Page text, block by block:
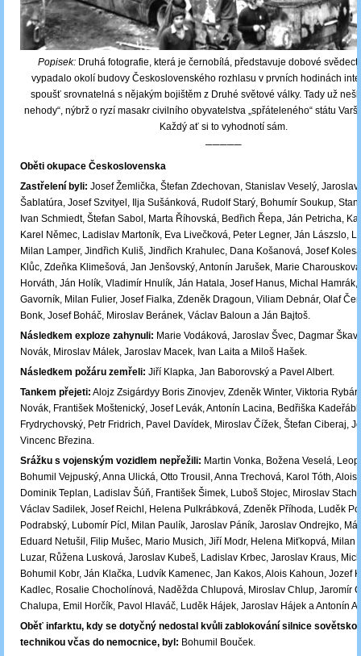
Popisek: Druhá fotografie, která je černobílá, představuje dobové
vypadalo okolí budovy Československého rozhlasu v prvních hodinách
spoušť srovnatelná s nějakým bojištěm z Druhé světové války. Tady už
nehody“, nýbrž o ryzí masakr civilního obyvatelstva „spřáteleného“ státu
Každý ať si to vyhodnotí sám.
─────
Oběti okupace Československa
Zastřelení byli: Josef Žemlička, Štefan Zdechovan, Stanislav Veselý, Jaroslav
Šablatúra, Josef Szvityel, Ilja Sušánková, Rudolf Starý, Bohumír Soukup,
Ivan Schmiedt, Štefan Sabol, Marta Říhovská, Bedřich Řepa, Ján Petricha,
Karel Němec, Ladislav Martoník, Eva Livečková, Peter Legner, Ján Lászslo,
Milan Lamper, Jindřich Kuliš, Jindřich Krahulec, Dana Košanová, Josef
Klůc, Zdeňka Klimešová, Jan Jenšovský, Antonín Jarušek, Marie
Horváth, Ján Holík, Vladimír Hnulík, Ján Hatala, Josef Hanus, Michal Hamrák,
Gavorník, Milan Fulier, Josef Fialka, Zdeněk Dragoun, Viliam Debnár, Olaf
Bonk, Josef Boháč, Miroslav Beránek, Václav Baloun a Ján Bajtoš.
Následkem exploze zahynuli: Marie Vodáková, Jaroslav Švec, Dagmar
Novák, Miroslav Málek, Jaroslav Macek, Ivan Laita a Miloš Hašek.
Následkem požáru zemřeli: Jiří Klapka, Jan Baborovský a Pavel Albert.
Tankem přejeti: Alojz Zsigárdyy Boris Zinovjev, Zdeněk Winter, Viktoria
Novák, František Moštenický, Josef Levák, Antonín Lacina, Bedřiška
Frydrychovský, Petr Fridrich, Pavel Davídek, Miroslav Čížek, Štefan Ciberaj,
Vincenc Březina.
Srážku s vojenským vozidlem nepřežili: Martin Vonka, Božena Veselá,
Bohumil Vejpuský, Anna Ulická, Otto Trousil, Anna Trechová, Karol Tóth,
Dominik Teplan, Ladislav Šúň, František Šimek, Luboš Stojec, Miroslav
Václav Sadilek, Josef Reichl, Helena Pulkrábková, Zdeněk Příhoda, Luděk
Podrabský, Lubomír Pícl, Milan Paulík, Jaroslav Páník, Jaroslav Ondrejko,
Eduard Netušil, Filip Mušec, Mario Musich, Jiří Modr, Helena Miťkopvá, Milan
Luzar, Růžena Lusková, Jaroslav Kubeš, Ladislav Krbec, Jaroslav Kraus,
Bohumil Kobr, Ján Klačka, Ludvík Kamenec, Jan Kakos, Alois Kahoun, Jozef
Kadlec, Rosalie Chocholínová, Naděžda Chlupová, Miroslav Chlup, Jaromír
Chalupa, Emil Horčík, Pavol Hlaváč, Luděk Hájek, Jaroslav Hájek a Antonín
Oběť infarktu, kdy se dotyčný nedostal kvůli zablokování silnice
technikou včas do nemocnice, byl: Bohumil Bouček.